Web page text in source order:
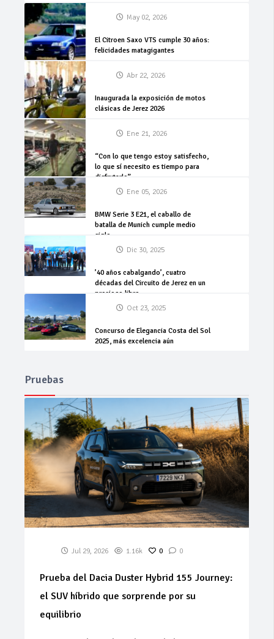
May 02, 2026
El Citroen Saxo VTS cumple 30 años:
felicidades matagigantes
Abr 22, 2026
Inaugurada la exposición de motos
clásicas de Jerez 2026
Ene 21, 2026
“Con lo que tengo estoy satisfecho,
lo que sí necesito es tiempo para
disfrutarlo”
Ene 05, 2026
BMW Serie 3 E21, el caballo de
batalla de Munich cumple medio
siglo
Dic 30, 2025
’40 años cabalgando’, cuatro
décadas del Circuito de Jerez en un
precioso libro
Oct 23, 2025
Concurso de Elegancia Costa del Sol
2025, más excelencia aún
Pruebas
Jul 29, 2026 1.16k 0 0
Prueba del Dacia Duster Hybrid 155 Journey:
el SUV híbrido que sorprende por su
equilibrio